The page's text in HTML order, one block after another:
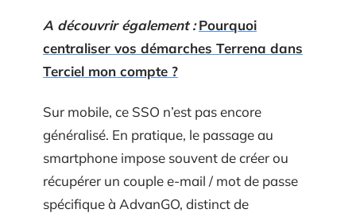
A découvrir également : Pourquoi
centraliser vos démarches Terrena dans
Terciel mon compte ?
Sur mobile, ce SSO n’est pas encore
généralisé. En pratique, le passage au
smartphone impose souvent de créer ou
récupérer un couple e-mail / mot de passe
spécifique à AdvanGO, distinct de